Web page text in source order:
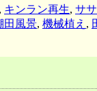
, キンラン再生, サ
田風景, 機械植え ,